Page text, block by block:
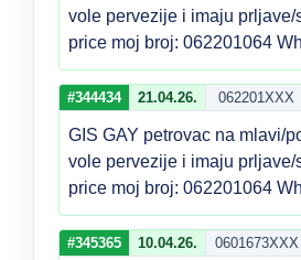
vole pervezije i imaju
price moj broj: 062201064
#344434 21.04.26. 062201XXX
GIS GAY petrovac na mlavi/
vole pervezije i imaju
price moj broj: 062201064
#345365 10.04.26. 0601673XXX